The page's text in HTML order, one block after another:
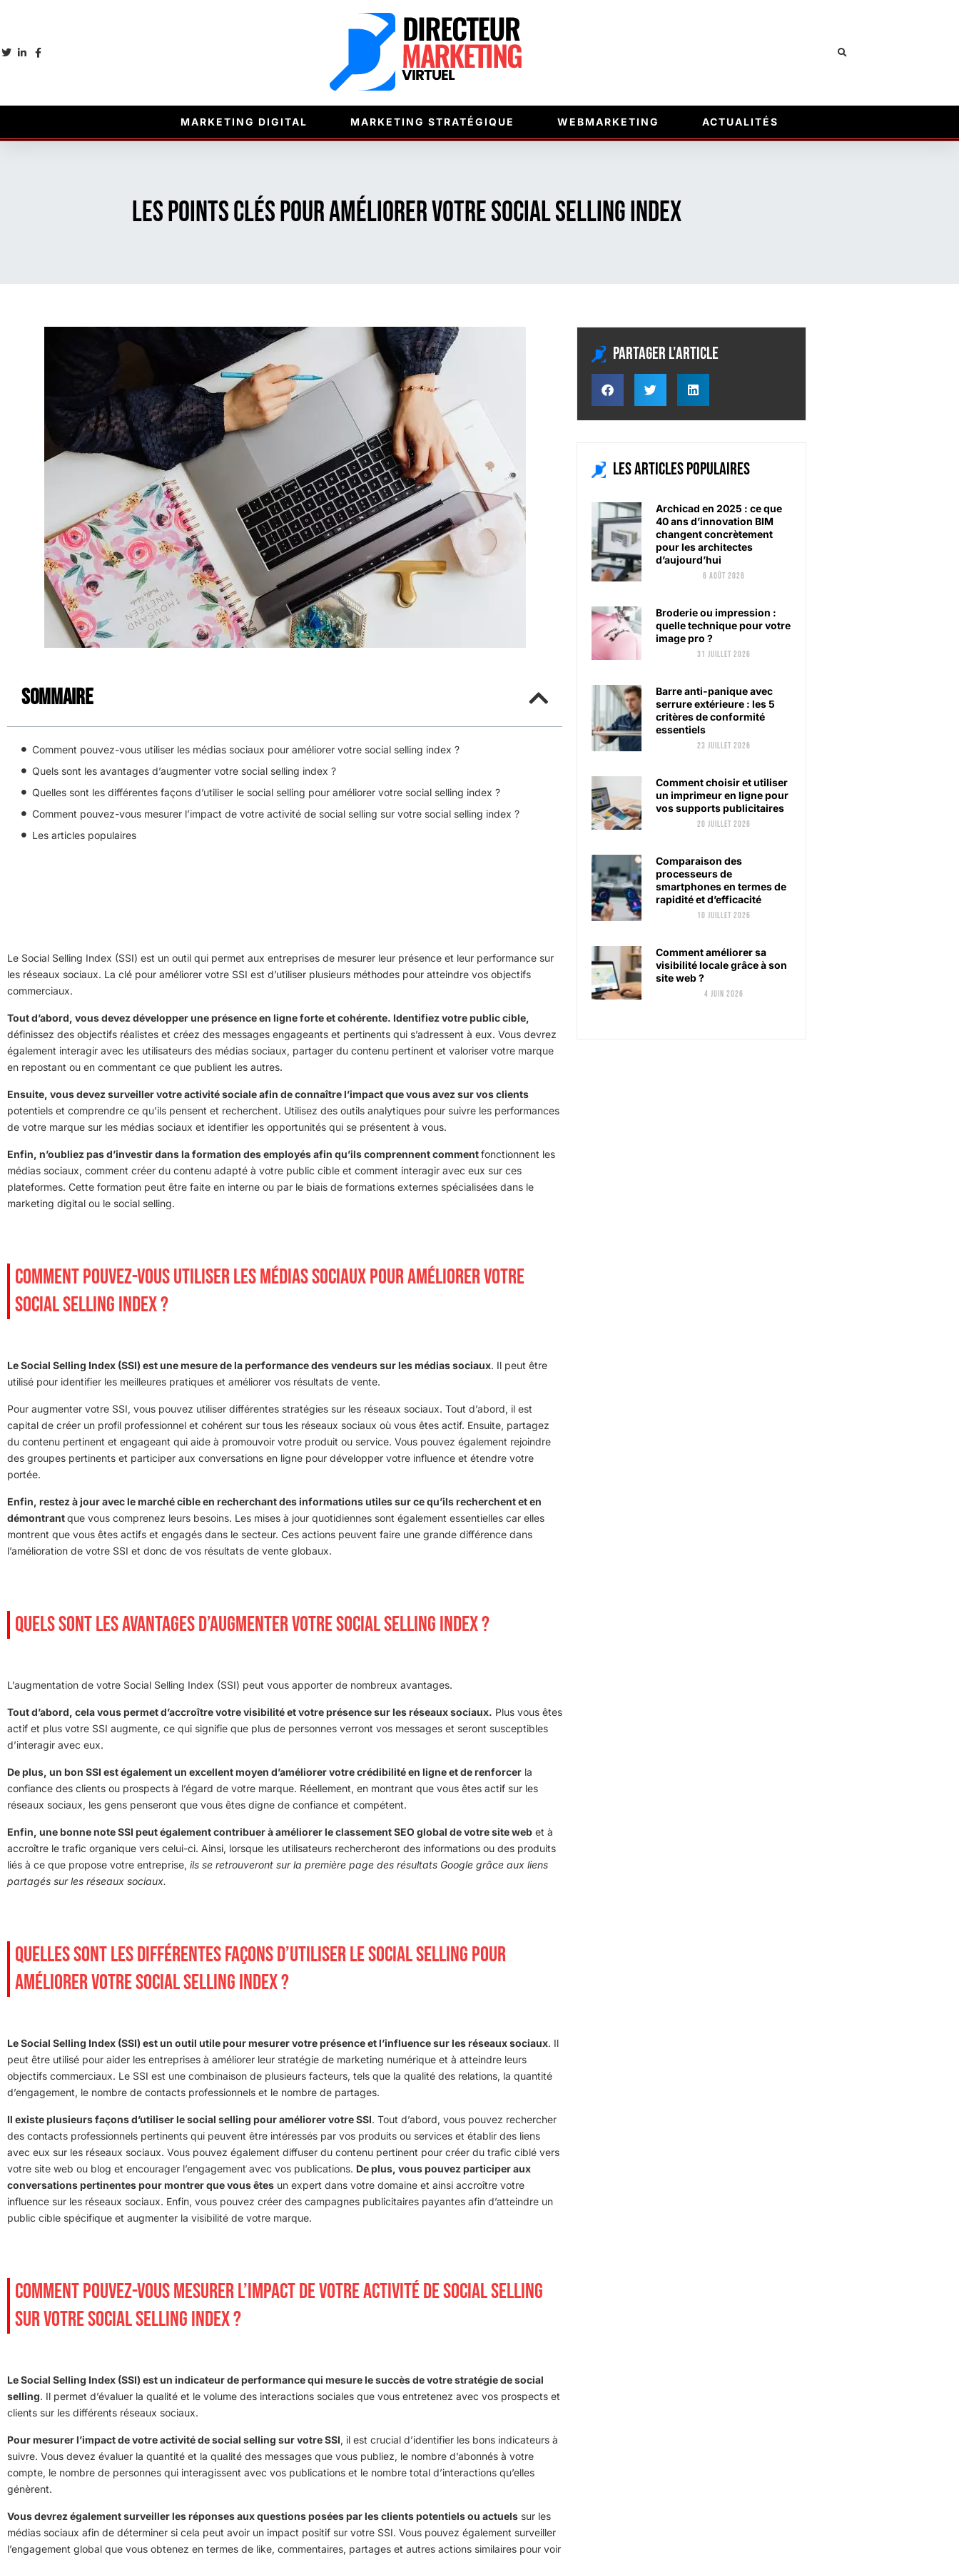
MARKETING DIGITAL MARKETING STRATÉGIQUE WEBMARKETING ACTUALITÉS
Les points clés pour améliorer votre social selling index
Sommaire
Comment pouvez-vous utiliser les médias sociaux pour améliorer votre social selling index ?
Quels sont les avantages d’augmenter votre social selling index ?
Quelles sont les différentes façons d’utiliser le social selling pour améliorer votre social selling index ?
Comment pouvez-vous mesurer l’impact de votre activité de social selling sur votre social selling index ?
Les articles populaires
Le Social Selling Index (SSI) est un outil qui permet aux entreprises de mesurer leur présence et leur performance sur
les réseaux sociaux. La clé pour améliorer votre SSI est d’utiliser plusieurs méthodes pour atteindre vos objectifs
commerciaux.
Tout d’abord, vous devez développer une présence en ligne forte et cohérente. Identifiez votre public cible,
définissez des objectifs réalistes et créez des messages engageants et pertinents qui s’adressent à eux. Vous devrez
également interagir avec les utilisateurs des médias sociaux, partager du contenu pertinent et valoriser votre marque
en repostant ou en commentant ce que publient les autres.
Ensuite, vous devez surveiller votre activité sociale afin de connaître l’impact que vous avez sur vos clients
potentiels et comprendre ce qu’ils pensent et recherchent. Utilisez des outils analytiques pour suivre les performances
de votre marque sur les médias sociaux et identifier les opportunités qui se présentent à vous.
Enfin, n’oubliez pas d’investir dans la formation des employés afin qu’ils comprennent commentfonctionnent les
médias sociaux, comment créer du contenu adapté à votre public cible et comment interagir avec eux sur ces
plateformes. Cette formation peut être faite en interne ou par le biais de formations externes spécialisées dans le
marketing digital ou le social selling.
COMMENT POUVEZ-VOUS UTILISER LES MÉDIAS SOCIAUX POUR AMÉLIORER VOTRE
SOCIAL SELLING INDEX ?
Le Social Selling Index (SSI) est une mesure de la performance des vendeurs sur les médias sociaux. Il peut être
utilisé pour identifier les meilleures pratiques et améliorer vos résultats de vente.
Pour augmenter votre SSI, vous pouvez utiliser différentes stratégies sur les réseaux sociaux. Tout d’abord, il est
capital de créer un profil professionnel et cohérent sur tous les réseaux sociaux où vous êtes actif. Ensuite, partagez
du contenu pertinent et engageant qui aide à promouvoir votre produit ou service. Vous pouvez également rejoindre
des groupes pertinents et participer aux conversations en ligne pour développer votre influence et étendre votre
portée.
Enfin, restez à jour avec le marché cible en recherchant des informations utiles sur ce qu’ils recherchent et en
démontrantque vous comprenez leurs besoins. Les mises à jour quotidiennes sont également essentielles car elles
montrent que vous êtes actifs et engagés dans le secteur. Ces actions peuvent faire une grande différence dans
l’amélioration de votre SSI et donc de vos résultats de vente globaux.
QUELS SONT LES AVANTAGES D’AUGMENTER VOTRE SOCIAL SELLING INDEX ?
L’augmentation de votre Social Selling Index (SSI) peut vous apporter de nombreux avantages.
Tout d’abord, cela vous permet d’accroître votre visibilité et votre présence sur les réseaux sociaux. Plus vous êtes
actif et plus votre SSI augmente, ce qui signifie que plus de personnes verront vos messages et seront susceptibles
d’interagir avec eux.
De plus, un bon SSI est également un excellent moyen d’améliorer votre crédibilité en ligne et de renforcer la
confiance des clients ou prospects à l’égard de votre marque. Réellement, en montrant que vous êtes actif sur les
réseaux sociaux, les gens penseront que vous êtes digne de confiance et compétent.
Enfin, une bonne note SSI peut également contribuer à améliorer le classement SEO global de votre site web et à
accroître le trafic organique vers celui-ci. Ainsi, lorsque les utilisateurs rechercheront des informations ou des produits
liés à ce que propose votre entreprise, ils se retrouveront sur la première page des résultats Google grâce aux liens
partagés sur les réseaux sociaux.
QUELLES SONT LES DIFFÉRENTES FAÇONS D’UTILISER LE SOCIAL SELLING POUR
AMÉLIORER VOTRE SOCIAL SELLING INDEX ?
Le Social Selling Index (SSI) est un outil utile pour mesurer votre présence et l’influence sur les réseaux sociaux. Il
peut être utilisé pour aider les entreprises à améliorer leur stratégie de marketing numérique et à atteindre leurs
objectifs commerciaux. Le SSI est une combinaison de plusieurs facteurs, tels que la qualité des relations, la quantité
d’engagement, le nombre de contacts professionnels et le nombre de partages.
Il existe plusieurs façons d’utiliser le social selling pour améliorer votre SSI. Tout d’abord, vous pouvez rechercher
des contacts professionnels pertinents qui peuvent être intéressés par vos produits ou services et établir des liens
avec eux sur les réseaux sociaux. Vous pouvez également diffuser du contenu pertinent pour créer du trafic ciblé vers
votre site web ou blog et encourager l’engagement avec vos publications. De plus, vous pouvez participer aux
conversations pertinentes pour montrer que vous êtes un expert dans votre domaine et ainsi accroître votre
influence sur les réseaux sociaux. Enfin, vous pouvez créer des campagnes publicitaires payantes afin d’atteindre un
public cible spécifique et augmenter la visibilité de votre marque.
COMMENT POUVEZ-VOUS MESURER L’IMPACT DE VOTRE ACTIVITÉ DE SOCIAL SELLING
SUR VOTRE SOCIAL SELLING INDEX ?
Le Social Selling Index (SSI) est un indicateur de performance qui mesure le succès de votre stratégie de social
selling. Il permet d’évaluer la qualité et le volume des interactions sociales que vous entretenez avec vos prospects et
clients sur les différents réseaux sociaux.
Pour mesurer l’impact de votre activité de social selling sur votre SSI, il est crucial d’identifier les bons indicateurs à
suivre. Vous devez évaluer la quantité et la qualité des messages que vous publiez, le nombre d’abonnés à votre
compte, le nombre de personnes qui interagissent avec vos publications et le nombre total d’interactions qu’elles
génèrent.
Vous devrez également surveiller les réponses aux questions posées par les clients potentiels ou actuels sur les
médias sociaux afin de déterminer si cela peut avoir un impact positif sur votre SSI. Vous pouvez également surveiller
l’engagement global que vous obtenez en termes de like, commentaires, partages et autres actions similaires pour voir
Partager l'article
Les articles populaires
Archicad en 2025 : ce que
40 ans d’innovation BIM
changent concrètement
pour les architectes
d’aujourd’hui
6 août 2026
Broderie ou impression :
quelle technique pour votre
image pro ?
31 juillet 2026
Barre anti-panique avec
serrure extérieure : les 5
critères de conformité
essentiels
23 juillet 2026
Comment choisir et utiliser
un imprimeur en ligne pour
vos supports publicitaires
20 juillet 2026
Comparaison des
processeurs de
smartphones en termes de
rapidité et d’efficacité
10 juillet 2026
Comment améliorer sa
visibilité locale grâce à son
site web ?
4 juin 2026